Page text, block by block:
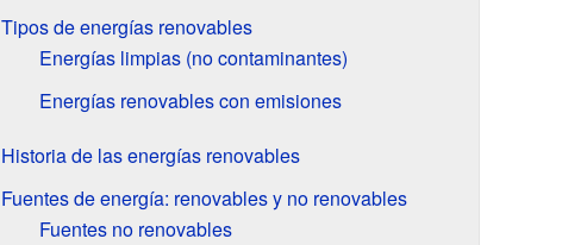
Tipos de energías renovables
Energías limpias (no contaminantes)
Energías renovables con emisiones
Historia de las energías renovables
Fuentes de energía: renovables y no renovables
Fuentes no renovables